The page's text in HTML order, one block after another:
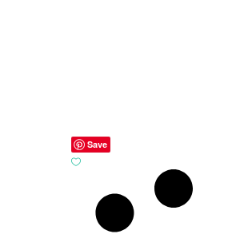
Save